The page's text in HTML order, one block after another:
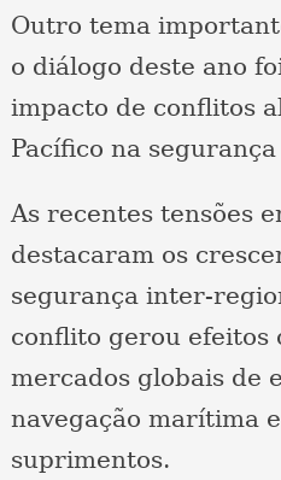
Outro tema
o diálogo deste ano
impacto de conflitos
Pacífico na
As recentes tensões
destacaram os
segurança inter-
conflito gerou efeitos
mercados globais de
navegação marítima
suprimentos.